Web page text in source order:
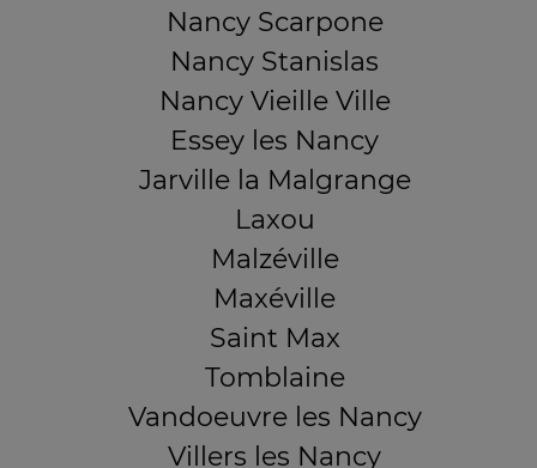
Nancy Scarpone
Nancy Stanislas
Nancy Vieille Ville
Essey les Nancy
Jarville la Malgrange
Laxou
Malzéville
Maxéville
Saint Max
Tomblaine
Vandoeuvre les Nancy
Villers les Nancy